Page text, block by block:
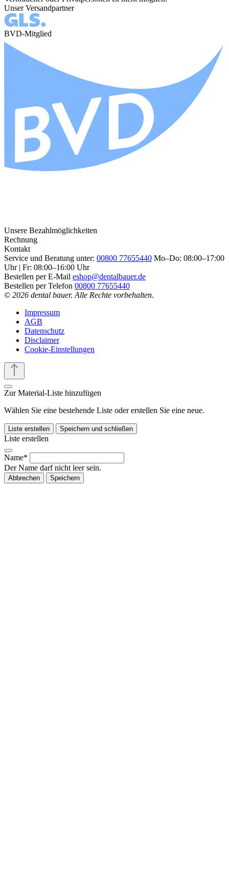
Unser Versandpartner
BVD-Mitglied
Unsere Bezahlmöglichkeiten
Rechnung
Kontakt
Service und Beratung unter: 00800 77655440 Mo–Do: 08:00–17:00
Uhr | Fr: 08:00–16:00 Uhr
Bestellen per E-Mail eshop@dentalbauer.de
Bestellen per Telefon 00800 77655440
© 2026 dental bauer. Alle Rechte vorbehalten.
Impressum
AGB
Datenschutz
Disclaimer
Cookie-Einstellungen
Zur Material-Liste hinzufügen
Wählen Sie eine bestehende Liste oder erstellen Sie eine neue.
Liste erstellen Speichern und schließen
Liste erstellen
Name*
Der Name darf nicht leer sein.
Abbrechen Speichern